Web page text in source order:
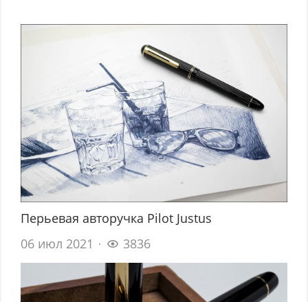
Перьевая авторучка Pilot Justus
06 июл 2021
3836